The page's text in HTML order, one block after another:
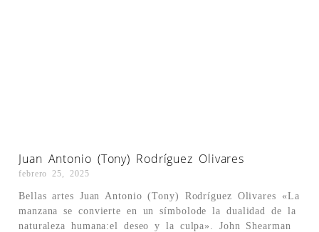
Juan Antonio (Tony) Rodríguez Olivares
febrero 25, 2025
Bellas artes Juan Antonio (Tony) Rodríguez Olivares «La
manzana se convierte en un símbolode la dualidad de la
naturaleza humana:el deseo y la culpa». John Shearman